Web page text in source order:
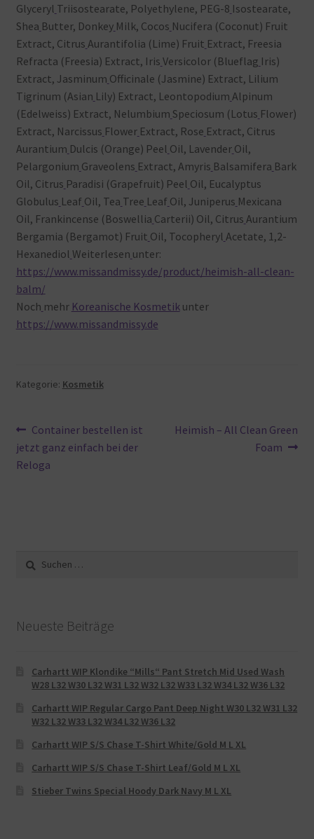
Glyceryl Triisostearate, Polyethylene, PEG-8 Isostearate,
Shea Butter, Donkey Milk, Cocos Nucifera (Coconut) Fruit
Extract, Citrus Aurantifolia (Lime) Fruit Extract, Freesia
Refracta (Freesia) Extract, Iris Versicolor (Blueflag Iris)
Extract, Jasminum Officinale (Jasmine) Extract, Lilium
Tigrinum (Asian Lily) Extract, Leontopodium Alpinum
(Edelweiss) Extract, Nelumbium Speciosum (Lotus Flower)
Extract, Narcissus Flower Extract, Rose Extract, Citrus
Aurantium Dulcis (Orange) Peel Oil, Lavender Oil,
Pelargonium Graveolens Extract, Amyris Balsamifera Bark
Oil, Citrus Paradisi (Grapefruit) Peel Oil, Eucalyptus
Globulus Leaf Oil, Tea Tree Leaf Oil, Juniperus Mexicana
Oil, Frankincense (Boswellia Carterii) Oil, Citrus Aurantium
Bergamia (Bergamot) Fruit Oil, Tocopheryl Acetate, 1,2-
Hexanediol Weiterlesen unter:
https://www.missandmissy.de/product/heimish-all-clean-
balm/
Noch mehr Koreanische Kosmetikunter
https://www.missandmissy.de
Kategorie: Kosmetik
Beitragsnavigation
Vorheriger
Beitrag:
Container bestellen ist
jetzt ganz einfach bei der
Reloga
Nächster
Heimish – All Clean Green
Foam
Suche
nach:
Neueste Beiträge
Carhartt WIP Klondike “Mills“ Pant Stretch Mid Used Wash
W28 L32 W30 L32 W31 L32 W32 L32 W33 L32 W34 L32 W36 L32
Carhartt WIP Regular Cargo Pant Deep Night W30 L32 W31 L32
W32 L32 W33 L32 W34 L32 W36 L32
Carhartt WIP S/S Chase T-Shirt White/Gold M L XL
Carhartt WIP S/S Chase T-Shirt Leaf/Gold M L XL
Stieber Twins Special Hoody Dark Navy M L XL